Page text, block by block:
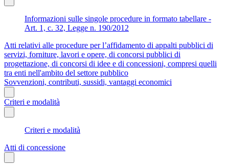
Informazioni sulle singole procedure in formato tabellare -
Art. 1, c. 32, Legge n. 190/2012
Atti relativi alle procedure per l’affidamento di appalti pubblici di
servizi, forniture, lavori e opere, di concorsi pubblici di
progettazione, di concorsi di idee e di concessioni, compresi quelli
tra enti nell'ambito del settore pubblico
Sovvenzioni, contributi, sussidi, vantaggi economici
Criteri e modalità
Criteri e modalità
Atti di concessione